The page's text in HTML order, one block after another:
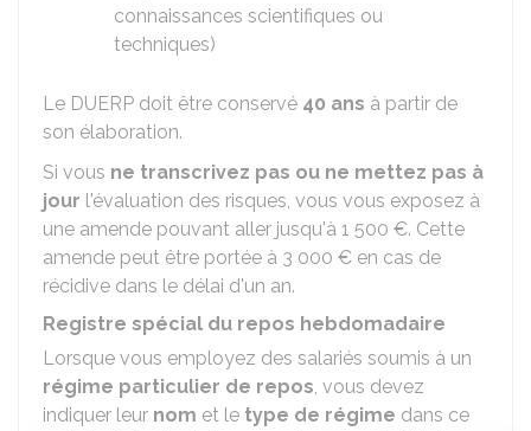
connaissances scientifiques ou
techniques)
Le DUERP doit être conservé 40 ans à partir de
son élaboration.
Si vous ne transcrivez pas ou ne mettez pas à
jour l'évaluation des risques, vous vous exposez à
une amende pouvant aller jusqu'à 1 500 €. Cette
amende peut être portée à 3 000 € en cas de
récidive dans le délai d'un an.
Registre spécial du repos hebdomadaire
Lorsque vous employez des salariés soumis à un
régime particulier de repos, vous devez
indiquer leur nom et le type de régime dans ce